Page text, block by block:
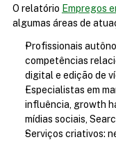
O relatório Empregos
algumas áreas de
Profissionais
competências
digital e edição de
Especialistas em
influência, growth
mídias sociais,
Serviços criativos: